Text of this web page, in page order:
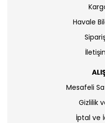
Havale
Mesafeli
Gizlilik
İptal ve